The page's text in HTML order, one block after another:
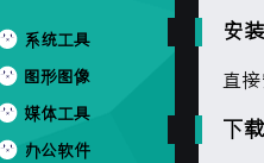
系统工具
图形图像
媒体工具
办公软件
安
直
下